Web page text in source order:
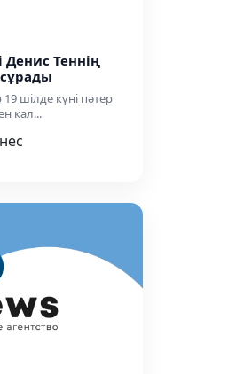
Денис Теннің
19 шілде күні пәтер
қал...